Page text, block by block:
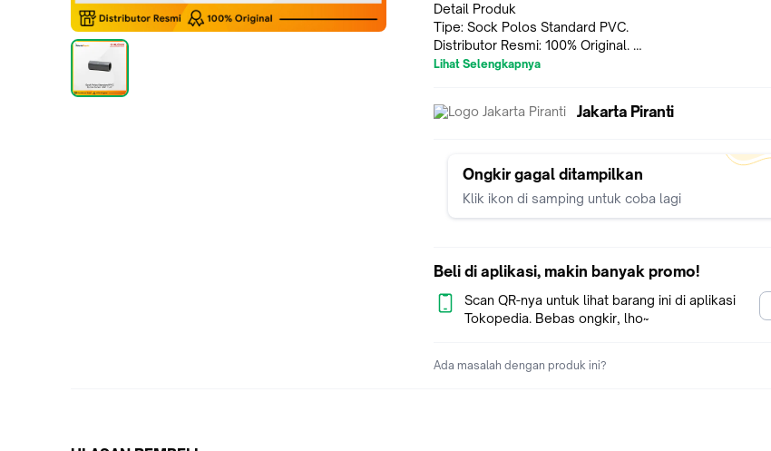
Detail Produk
Tipe: Sock Polos Standard PVC.
Distributor Resmi: 100% Original.
Gambar: Produk seperti yang terlihat pada gambar.
1/4 Inch.
Penting: Pastikan ukuran 1 - 1/4 Inch sesuai dengan
Lihat Selengkapnya
Jakarta Piranti
Ongkir gagal ditampilkan
Klik ikon di samping untuk coba lagi
Beli di aplikasi, makin banyak promo!
Scan QR-nya untuk lihat barang ini di aplikasi
Tokopedia. Bebas ongkir, lho~
Ada masalah dengan produk ini?